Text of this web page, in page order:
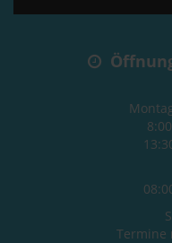
Termine